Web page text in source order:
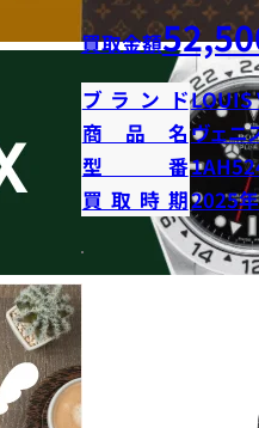
買取金額
ブランドLOUIS
商品名ヴェニ
型番
買取時期2025